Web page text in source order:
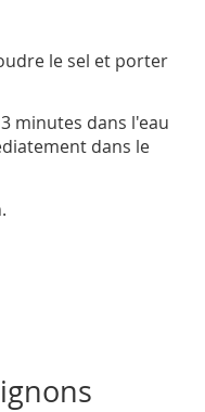
le sel et porter
minutes dans l'eau
dans le